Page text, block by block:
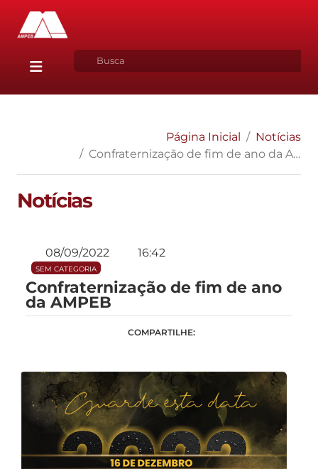
Página Inicial
Notícias
Confraternização de fim de ano da AMPEB
Notícias
08/09/2022 16:42
SEM CATEGORIA
Confraternização de fim de ano
da AMPEB
COMPARTILHE: